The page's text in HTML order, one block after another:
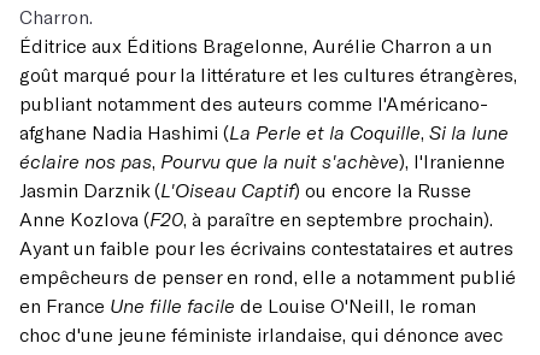
Charron.
Éditrice aux Éditions Bragelonne, Aurélie Charron a un
goût marqué pour la littérature et les cultures étrangères,
publiant notamment des auteurs comme l'Américano-
afghane Nadia Hashimi (La Perle et la Coquille, Si la lune
éclaire nos pas, Pourvu que la nuit s'achève), l'Iranienne
Jasmin Darznik (L'Oiseau Captif) ou encore la Russe
Anne Kozlova (F20, à paraître en septembre prochain).
Ayant un faible pour les écrivains contestataires et autres
empêcheurs de penser en rond, elle a notamment publié
en France Une fille facile de Louise O'Neill, le roman
choc d'une jeune féministe irlandaise, qui dénonce avec